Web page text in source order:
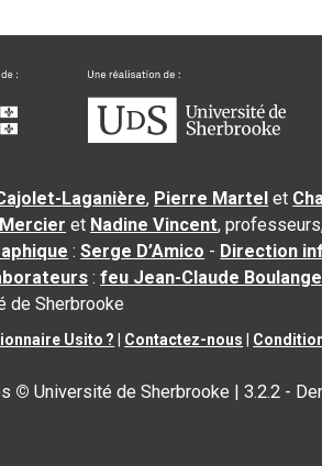
Laganière, Pierre Martel et
et Nadine Vincent,
:Serge D’Amico - Direction
:feu Jean-Claude
de Sherbrooke
Usito ? Contactez-nous
© Université de Sherbrooke |3.2.2 -